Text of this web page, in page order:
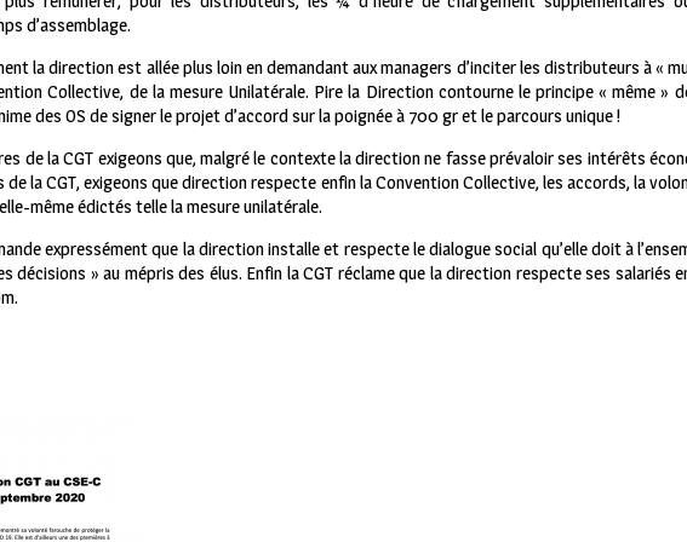
d’assemblage.
la direction est allée plus loin en demandant aux managers d’inciter les distributeurs à «
Collective, de la mesure Unilatérale. Pire la Direction contourne le principe « même »
des OS de signer le projet d’accord sur la poignée à 700 gr et le parcours unique !
de la CGT exigeons que, malgré le contexte la direction ne fasse prévaloir ses intérêts
de la CGT, exigeons que direction respecte enfin la Convention Collective, les accords, la
même édictés telle la mesure unilatérale.
expressément que la direction installe et respecte le dialogue social qu’elle doit à
décisions » au mépris des élus. Enfin la CGT réclame que la direction respecte ses salariés